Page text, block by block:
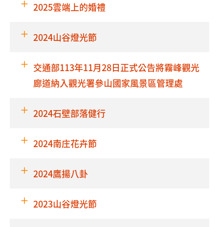
2025雲端上的婚禮
2024山谷燈光節
交通部113年11月28日正式公告將霧峰觀光
廊道納入觀光署參山國家風景區管理處
2024石壁部落健行
2024南庄花卉節
2024鷹揚八卦
2023山谷燈光節